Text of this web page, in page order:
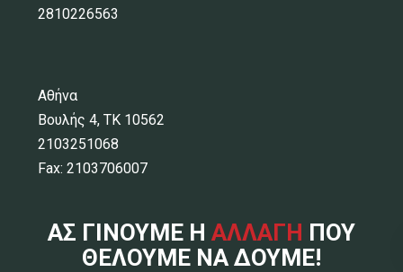
2810226563
Αθήνα
Βουλής 4, ΤΚ 10562
2103251068
Fax: 2103706007
ΑΣ ΓΙΝΟΥΜΕ Η ΑΛΛΑΓΗ ΠΟΥ
ΘΕΛΟΥΜΕ ΝΑ ΔΟΥΜΕ!